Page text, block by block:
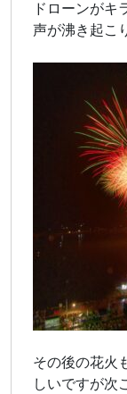
ドローンがキ
声が沸き起こ
その後の花火
しいですが次